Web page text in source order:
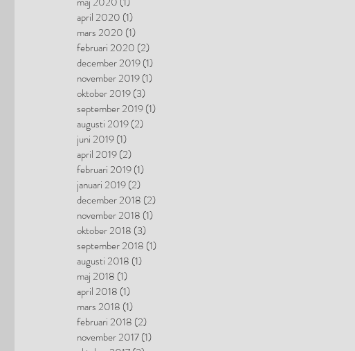
april 2020 (1)
mars 2020 (1)
februari 2020 (2)
december 2019(1)
november 2019(1)
oktober 2019(3)
september 2019(1)
augusti 2019(2)
juni 2019(1)
april 2019(2)
februari 2019(1)
januari 2019(2)
december 2018 (2)
november 2018 (1)
oktober 2018 (3)
september 2018 (1)
augusti 2018 (1)
maj 2018 (1)
april 2018 (1)
mars 2018 (1)
februari 2018 (2)
november 2017(1)